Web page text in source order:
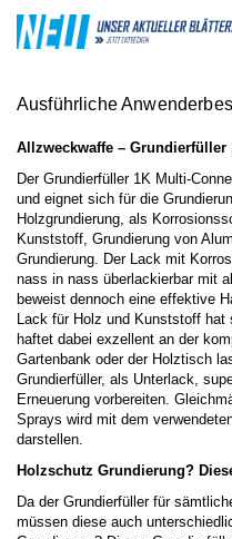
Ausführliche
Allzweckwaffe – Grundierfüller
Der Grundierfüller 1K Multi-
und eignet sich für die
Holzgrundierung, als
Kunststoff, Grundierung von
Grundierung. Der Lack mit
nass in nass überlackierbar mit
beweist dennoch eine effektive
Lack für Holz und Kunststoff hat
haftet dabei exzellent an der
Gartenbank oder der Holztisch
Grundierfüller, als Unterlack,
Erneuerung vorbereiten.
Sprays wird mit dem
darstellen.
Holzschutz Grundierung?
Da der Grundierfüller für
müssen diese auch